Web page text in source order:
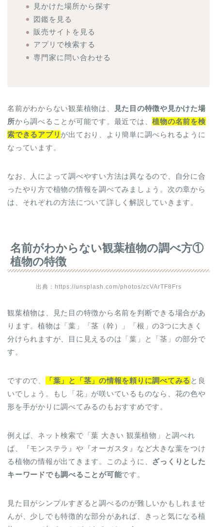
見かけた場所から探す
図鑑を見る
販売サイトを見る
アプリで検索する
専門家に問い合わせる
名前がわからない観葉植物は、
見た目の特徴や見かけた場
所から調べることが可能です。最近では、植物の名前を検
索できるアプリ が出ており、より簡単に調べられるように
なっています。
なお、人によって調べやすい方法は異なるので、自分に合
ったやり方で植物の情報を調べてみましょう。次の章から
は、それぞれの方法について詳しく解説していきます。
名前がわからない観葉植物の調べ方①
植物の特徴
出典：https://unsplash.com/photos/zcVArTF8Frs
観葉植物は、見た目の特徴から名前を判断できる場合があ
ります。植物は「葉」「茎（幹）」「根」の3つに大きく
分けられますが、目に見えるのは「葉」と「茎」の部分で
す。
ですので、 「葉」と「茎」の情報を頼りに調べてみる と良
いでしょう。もし「花」が咲いているものなら、花の色や
形を手がかりに調べてみるのもおすすめです。
例えば、ネット検索で「葉 大きい 観葉植物」と調べれ
ば、『モンステラ』や『オーガスタ』など大きな葉をつけ
る植物の情報が出てきます。このように、 ざっくりとした
キーワードでも調べることが可能です。
見た目がシンプルすぎると調べるのが難しいかもしれませ
んが、少しでも特徴的な部分があれば、きっと気になる植